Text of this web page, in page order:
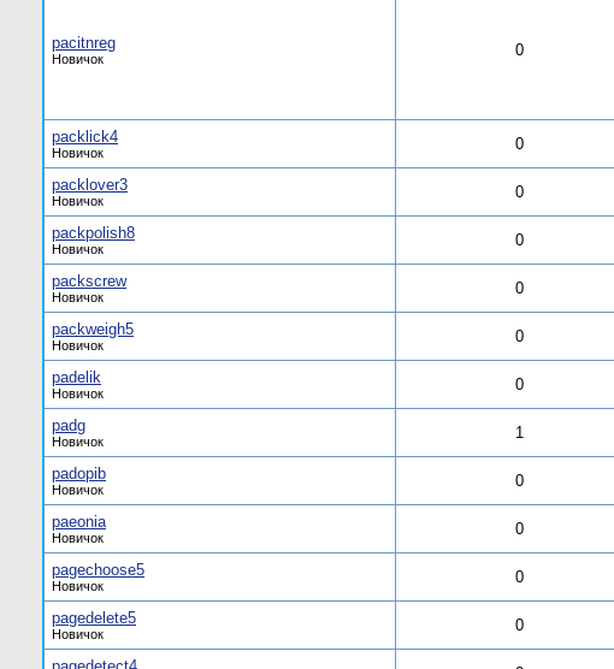
pacitnreg
Новичок 0
packlick4
Новичок 0
packlover3
Новичок 0
packpolish8
Новичок 0
packscrew
Новичок 0
packweigh5
Новичок 0
padelik
Новичок 0
padg
Новичок 1
padopib
Новичок 0
paeonia
Новичок 0
pagechoose5
Новичок 0
pagedelete5
Новичок 0